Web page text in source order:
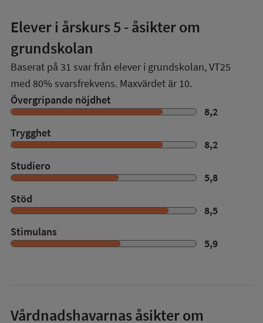
Elever i årskurs 5 - åsikter om
grundskolan
Baserat på 31 svar från elever i grundskolan,VT25
med 80% svarsfrekvens. Maxvärdet är 10.
Övergripande nöjdhet
8,2
Trygghet
8,2
Studiero
5,8
Stöd
8,5
Stimulans
5,9
Vårdnadshavarnas åsikter om